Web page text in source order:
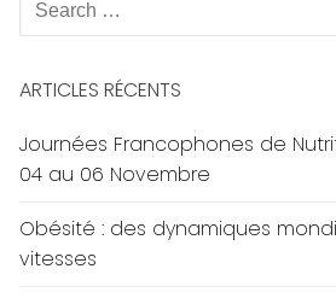
:
ARTICLES RÉCENTS
Journées Francophones de
04 au 06 Novembre
Obésité : des dynamiques
vitesses